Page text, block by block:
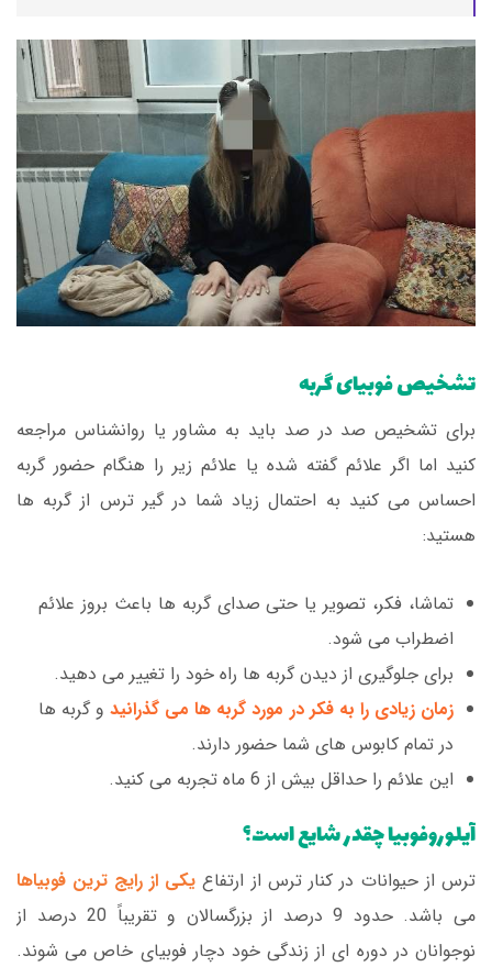
تشخیص فوبیای گربه
برای تشخیص صد در صد باید به مشاور یا روانشناس مراجعه
کنید اما اگر علائم گفته شده یا علائم زیر را هنگام حضور گربه
احساس می کنید به احتمال زیاد شما در گیر ترس از گربه ها
هستید:
تماشا، فکر، تصویر یا حتی صدای گربه ها باعث بروز علائم
اضطراب می شود.
برای جلوگیری از دیدن گربه ها راه خود را تغییر می دهید.
زمان زیادی را به فکر در مورد گربه ها می گذرانید و گربه ها
در تمام کابوس های شما حضور دارند.
این علائم را حداقل بیش از 6 ماه تجربه می کنید.
آیلوروفوبیا چقدر شایع است؟
ترس از حیوانات در کنار ترس از ارتفاع یکی از رایج ترین فوبیاها
می باشد. حدود 9 درصد از بزرگسالان و تقریباً 20 درصد از
نوجوانان در دوره ای از زندگی خود دچار فوبیای خاص می شوند.